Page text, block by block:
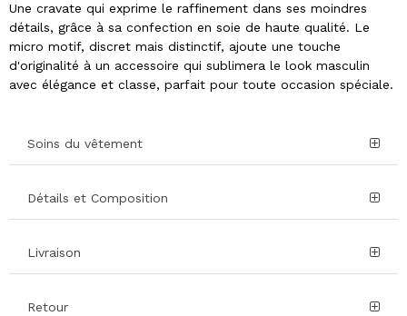
Une cravate qui exprime le raffinement dans ses moindres
détails, grâce à sa confection en soie de haute qualité. Le
micro motif, discret mais distinctif, ajoute une touche
d'originalité à un accessoire qui sublimera le look masculin
avec élégance et classe, parfait pour toute occasion spéciale.
Soins du vêtement
Détails et Composition
Livraison
Retour